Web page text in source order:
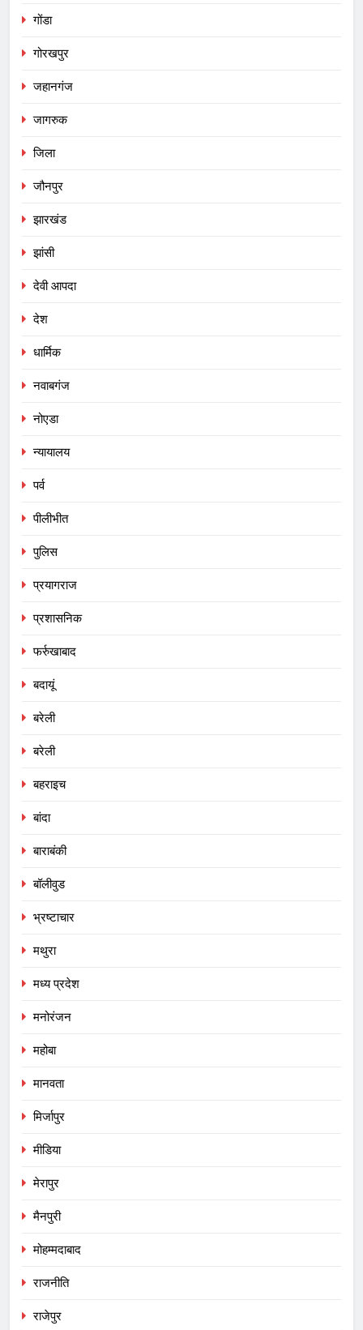
गोंडा
गोरखपुर
जहानगंज
जागरुक
जिला
जौनपुर
झारखंड
झांसी
देवी आपदा
देश
धार्मिक
नवाबगंज
नोएडा
न्यायालय
पर्व
पीलीभीत
पुलिस
प्रयागराज
प्रशासनिक
फर्रुखाबाद
बदायूं
बरेली
बरेली
बहराइच
बांदा
बाराबंकी
बॉलीवुड
भ्रष्टाचार
मथुरा
मध्य प्रदेश
मनोरंजन
महोबा
मानवता
मिर्जापुर
मीडिया
मेरापुर
मैनपुरी
मोहम्मदाबाद
राजनीति
राजेपुर